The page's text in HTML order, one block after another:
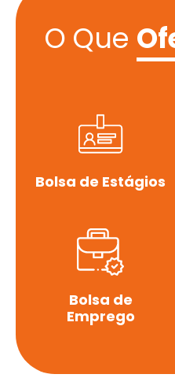
O Que
Bolsa de Estágios
Bolsa de
Emprego